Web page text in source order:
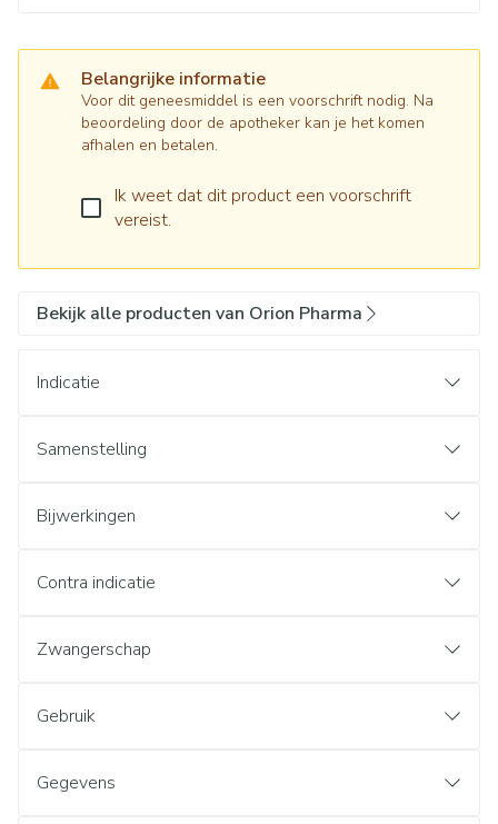
Belangrijke informatie
Voor dit geneesmiddel is een voorschrift nodig. Na
beoordeling door de apotheker kan je het komen
afhalen en betalen.
Ik weet dat dit product een voorschrift
vereist.
Bekijk alle producten van Orion Pharma
Indicatie
Samenstelling
Bijwerkingen
Contra indicatie
Zwangerschap
Gebruik
Gegevens